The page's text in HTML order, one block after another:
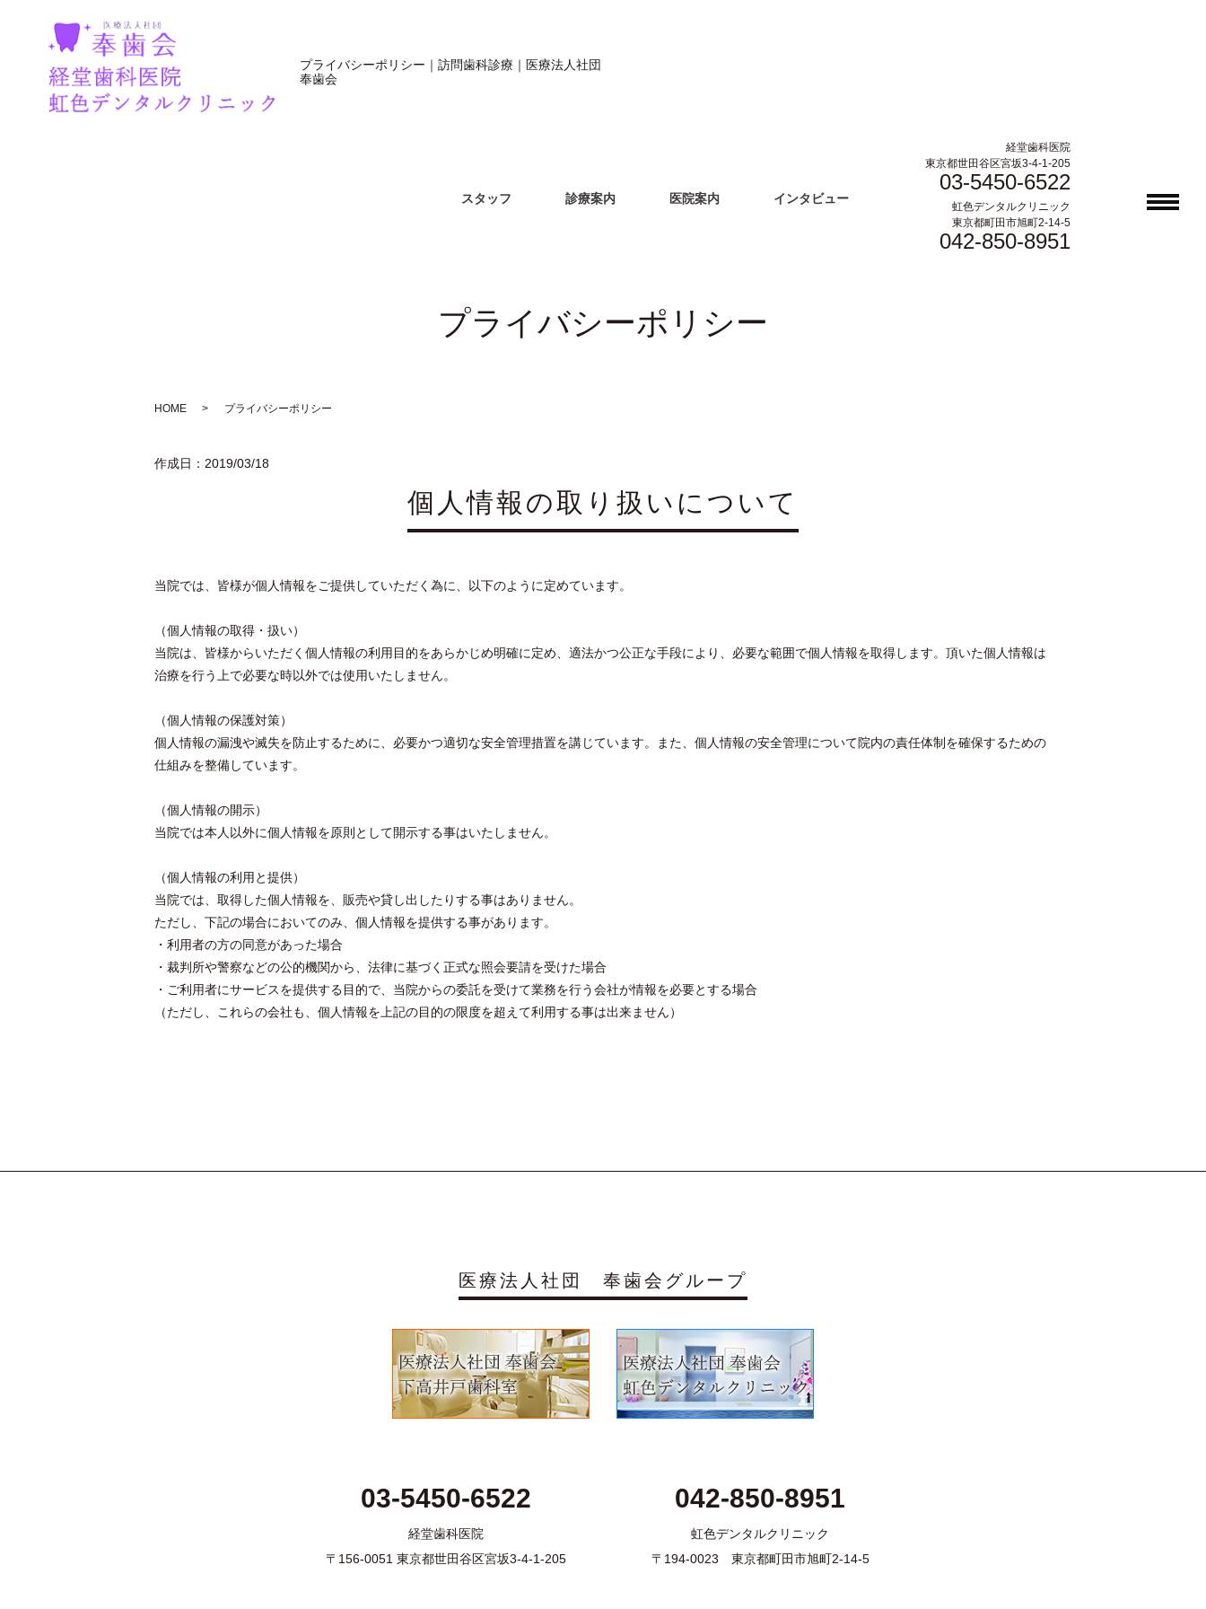
プライバシーポリシー｜訪問歯科診療｜医療法人社団
奉歯会
スタッフ 診療案内 医院案内 インタビュー
経堂歯科医院
東京都世田谷区宮坂3-4-1-205
03-5450-6522
虹色デンタルクリニック
東京都町田市旭町2-14-5
042-850-8951
プライバシーポリシー
HOME プライバシーポリシー
作成日：2019/03/18
個人情報の取り扱いについて
当院では、皆様が個人情報をご提供していただく為に、以下のように定めています。
（個人情報の取得・扱い）
当院は、皆様からいただく個人情報の利用目的をあらかじめ明確に定め、適法かつ公正な手段により、必要な範囲で個人情報を取得します。頂いた個人情報は
治療を行う上で必要な時以外では使用いたしません。
（個人情報の保護対策）
個人情報の漏洩や滅失を防止するために、必要かつ適切な安全管理措置を講じています。また、個人情報の安全管理について院内の責任体制を確保するための
仕組みを整備しています。
（個人情報の開示）
当院では本人以外に個人情報を原則として開示する事はいたしません。
（個人情報の利用と提供）
当院では、取得した個人情報を、販売や貸し出したりする事はありません。
ただし、下記の場合においてのみ、個人情報を提供する事があります。
・利用者の方の同意があった場合
・裁判所や警察などの公的機関から、法律に基づく正式な照会要請を受けた場合
・ご利用者にサービスを提供する目的で、当院からの委託を受けて業務を行う会社が情報を必要とする場合
（ただし、これらの会社も、個人情報を上記の目的の限度を超えて利用する事は出来ません）
医療法人社団 奉歯会グループ
03-5450-6522
経堂歯科医院
〒156-0051 東京都世田谷区宮坂3-4-1-205
042-850-8951
虹色デンタルクリニック
〒194-0023 東京都町田市旭町2-14-5